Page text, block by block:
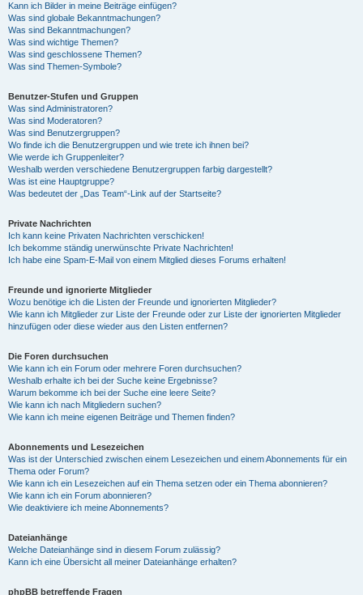
Kann ich Bilder in meine Beiträge einfügen?
Was sind globale Bekanntmachungen?
Was sind Bekanntmachungen?
Was sind wichtige Themen?
Was sind geschlossene Themen?
Was sind Themen-Symbole?
Benutzer-Stufen und Gruppen
Was sind Administratoren?
Was sind Moderatoren?
Was sind Benutzergruppen?
Wo finde ich die Benutzergruppen und wie trete ich ihnen bei?
Wie werde ich Gruppenleiter?
Weshalb werden verschiedene Benutzergruppen farbig dargestellt?
Was ist eine Hauptgruppe?
Was bedeutet der „Das Team“-Link auf der Startseite?
Private Nachrichten
Ich kann keine Privaten Nachrichten verschicken!
Ich bekomme ständig unerwünschte Private Nachrichten!
Ich habe eine Spam-E-Mail von einem Mitglied dieses Forums erhalten!
Freunde und ignorierte Mitglieder
Wozu benötige ich die Listen der Freunde und ignorierten Mitglieder?
Wie kann ich Mitglieder zur Liste der Freunde oder zur Liste der ignorierten Mitglieder
hinzufügen oder diese wieder aus den Listen entfernen?
Die Foren durchsuchen
Wie kann ich ein Forum oder mehrere Foren durchsuchen?
Weshalb erhalte ich bei der Suche keine Ergebnisse?
Warum bekomme ich bei der Suche eine leere Seite?
Wie kann ich nach Mitgliedern suchen?
Wie kann ich meine eigenen Beiträge und Themen finden?
Abonnements und Lesezeichen
Was ist der Unterschied zwischen einem Lesezeichen und einem Abonnements für ein
Thema oder Forum?
Wie kann ich ein Lesezeichen auf ein Thema setzen oder ein Thema abonnieren?
Wie kann ich ein Forum abonnieren?
Wie deaktiviere ich meine Abonnements?
Dateianhänge
Welche Dateianhänge sind in diesem Forum zulässig?
Kann ich eine Übersicht all meiner Dateianhänge erhalten?
phpBB betreffende Fragen